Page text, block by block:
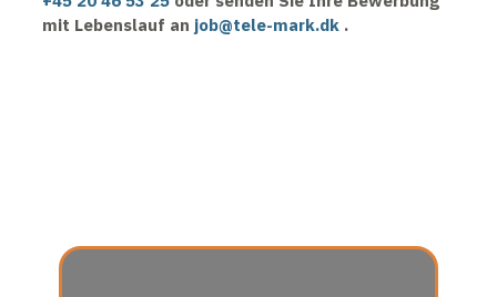
mit Lebenslauf an job@tele-mark.dk .